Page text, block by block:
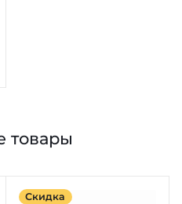
товары
Скидка